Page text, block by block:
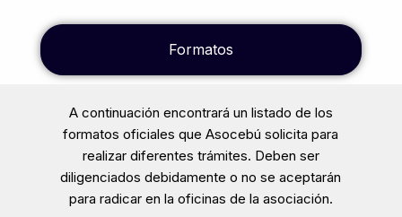
Formatos
A continuación encontrará un listado de los
formatos oficiales que Asocebú solicita para
realizar diferentes trámites. Deben ser
diligenciados debidamente o no se aceptarán
para radicar en la oficinas de la asociación.